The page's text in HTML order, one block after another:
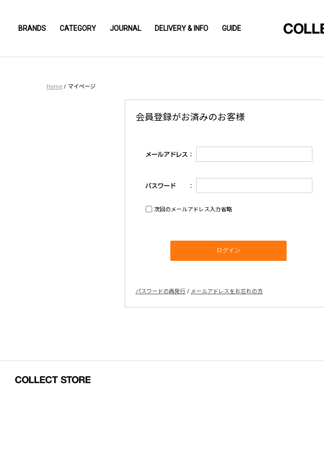
BRANDS CATEGORY JOURNAL DELIVERY & INFO GUIDE
Home / マイページ
会員登録がお済みのお客様
次回のメールアドレス入力省略
パスワードの再発行 / メールアドレスをお忘れの方